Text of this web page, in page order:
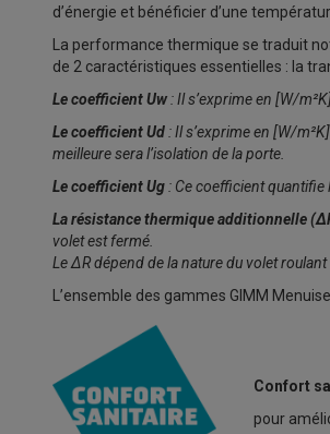
d’énergie et bénéficier d’une
La performance thermique se traduit
de 2 caractéristiques essentielles : la
Le coefficient Uw : Il s’exprime en [W/
Le coefficient Ud : Il s’exprime en [W/
meilleure sera l’isolation de la porte.
Le coefficient Ug : Ce coefficient
La résistance thermique additionnelle
volet est fermé.
Le ΔR dépend de la nature du volet
L’ensemble des gammes GIMM
Confort
pour